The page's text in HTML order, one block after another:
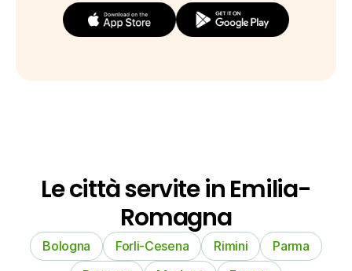
Le città servite in Emilia-
Romagna
Bologna Forli-Cesena Rimini
Parma